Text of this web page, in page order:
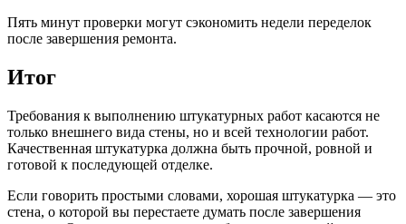
Пять минут проверки могут сэкономить недели переделок
после завершения ремонта.
Итог
Требования к выполнению штукатурных работ касаются не
только внешнего вида стены, но и всей технологии работ.
Качественная штукатурка должна быть прочной, ровной и
готовой к последующей отделке.
Если говорить простыми словами, хорошая штукатурка — это
стена, о которой вы перестаете думать после завершения